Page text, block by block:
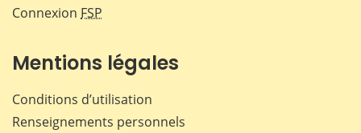
Connexion FSP
Mentions légales
Conditions d’utilisation
Renseignements personnels